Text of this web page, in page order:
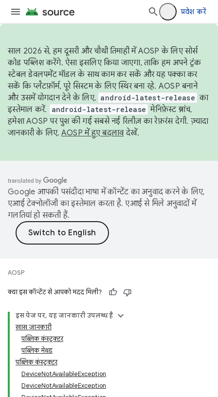
प्रवेश करें
साल 2026 से, हम दूसरी और चौथी तिमाही में AOSP के लिए सोर्स
कोड पब्लिश करेंगे. ऐसा इसलिए किया जाएगा, ताकि हम अपने ट्रंक
स्टेबल डेवलपमेंट मॉडल के साथ काम कर सकें और यह पक्का कर
सकें कि प्लैटफ़ॉर्म, पूरे सिस्टम के लिए स्थिर बना रहे. AOSP बनाने
और उसमें योगदान देने के लिए, android-latest-release का
इस्तेमाल करें.
android-latest-release मेनिफ़ेस्ट ब्रांच,
हमेशा AOSP पर पुश की गई सबसे नई रिलीज़ का रेफ़रंस देगी. ज़्यादा
जानकारी के लिए, AOSP में हुए बदलावदेखें.
Google आपकी पसंदीदा भाषा में कॉन्टेंट का अनुवाद करने के लिए,
एआई टेक्नोलॉजी का इस्तेमाल करता है. एआई से मिले अनुवादों में
गलतियां हो सकती हैं.
AOSP
क्या इस कॉन्टेंट से आपको मदद मिली?
इस पेज पर, यह जानकारी उपलब्ध है
खास जानकारी
पब्लिक कंस्ट्रक्टर
पब्लिक मेथड
पब्लिक कंस्ट्रक्टर
DeviceNotAvailableException
DeviceNotAvailableException